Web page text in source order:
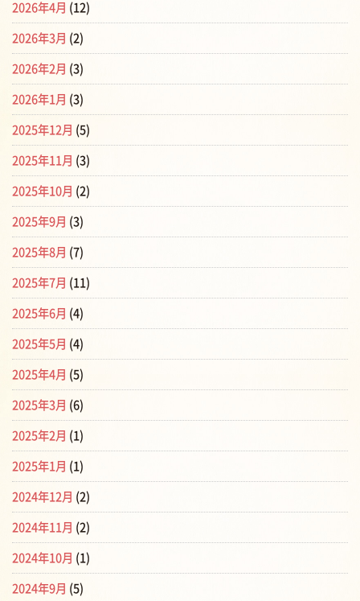
2026年4月 (12)
2026年3月 (2)
2026年2月 (3)
2026年1月 (3)
2025年12月 (5)
2025年11月 (3)
2025年10月 (2)
2025年9月 (3)
2025年8月 (7)
2025年7月 (11)
2025年6月 (4)
2025年5月 (4)
2025年4月 (5)
2025年3月 (6)
2025年2月 (1)
2025年1月 (1)
2024年12月 (2)
2024年11月 (2)
2024年10月 (1)
2024年9月 (5)